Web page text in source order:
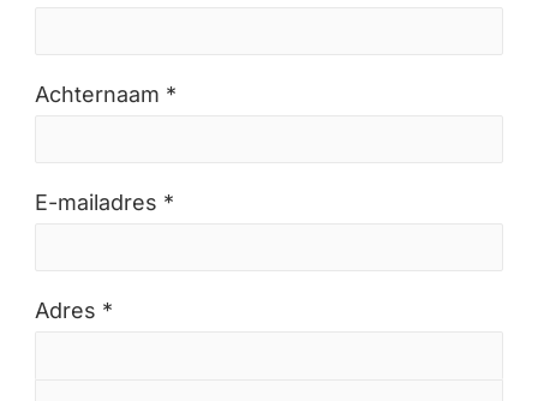
Achternaam *
E-mailadres *
Adres *